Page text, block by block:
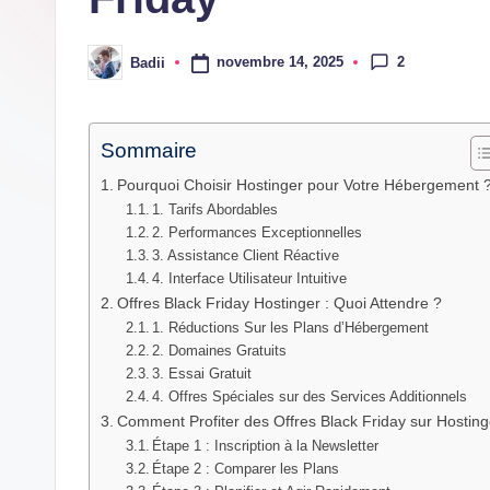
dernières
innovations
Posted
by
Badii novembre 14, 2025 2
Sommaire
Pourquoi Choisir Hostinger pour Votre Hébergement
1. Tarifs Abordables
2. Performances Exceptionnelles
3. Assistance Client Réactive
4. Interface Utilisateur Intuitive
Offres Black Friday Hostinger : Quoi Attendre ?
1. Réductions Sur les Plans d’Hébergement
2. Domaines Gratuits
3. Essai Gratuit
4. Offres Spéciales sur des Services Additionnels
Comment Profiter des Offres Black Friday sur
Étape 1 : Inscription à la Newsletter
Étape 2 : Comparer les Plans